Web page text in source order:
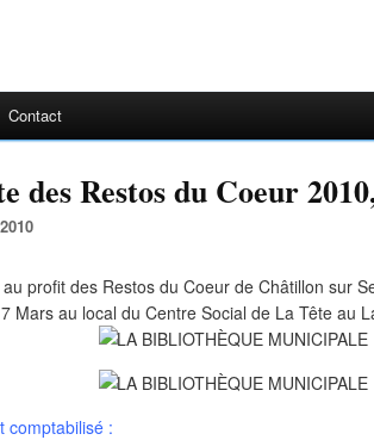
Contact
des Restos du Coeur
profit des Restos du Coeur de Châtillon sur
Mars au local du Centre Social de La Tête au
comptabilisé :